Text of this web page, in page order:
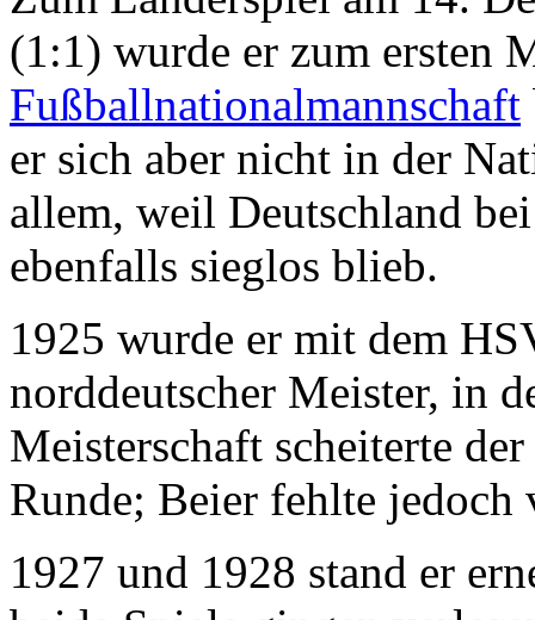
(1:1) wurde er zum ersten
Fußballnationalmannschaft
er sich aber nicht in der
allem, weil Deutschland
ebenfalls sieglos blieb.
1925 wurde er mit dem
norddeutscher Meister, in
Meisterschaft scheiterte
Runde; Beier fehlte jedoch
1927 und 1928 stand er